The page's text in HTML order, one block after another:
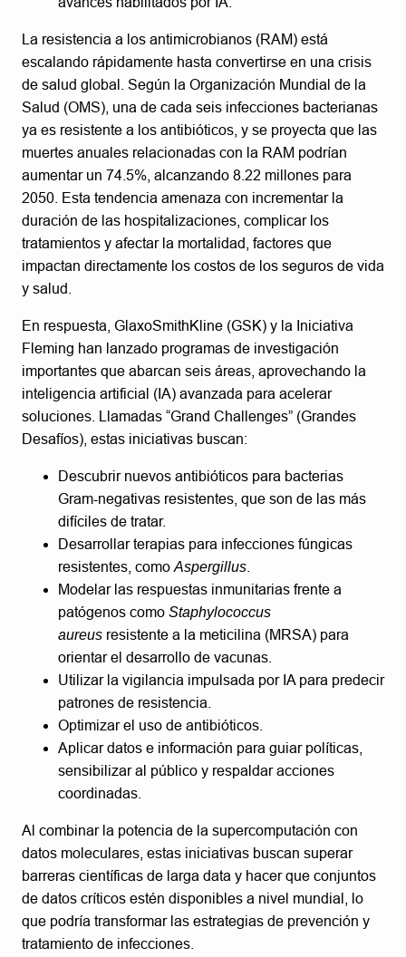
La resistencia a los antimicrobianos (RAM) está
escalando rápidamente hasta convertirse en una crisis
de salud global. Según la Organización Mundial de la
Salud (OMS), una de cada seis infecciones bacterianas
ya es resistente a los antibióticos, y se proyecta que las
muertes anuales relacionadas con la RAM podrían
aumentar un 74.5%, alcanzando 8.22 millones para
2050. Esta tendencia amenaza con incrementar la
duración de las hospitalizaciones, complicar los
tratamientos y afectar la mortalidad, factores que
impactan directamente los costos de los seguros de vida
y salud.
En respuesta, GlaxoSmithKline (GSK) y la Iniciativa
Fleming han lanzado programas de investigación
importantes que abarcan seis áreas, aprovechando la
inteligencia artificial (IA) avanzada para acelerar
soluciones. Llamadas “Grand Challenges” (Grandes
Desafíos), estas iniciativas buscan:
Descubrir nuevos antibióticos para bacterias
Gram-negativas resistentes, que son de las más
difíciles de tratar.
Desarrollar terapias para infecciones fúngicas
resistentes, como Aspergillus
Modelar las respuestas inmunitarias frente a
patógenos como Staphylococcus
aureus resistente a la meticilina (MRSA) para
orientar el desarrollo de vacunas.
Utilizar la vigilancia impulsada por IA para predecir
patrones de resistencia.
Optimizar el uso de antibióticos.
Aplicar datos e información para guiar políticas,
sensibilizar al público y respaldar acciones
coordinadas.
Al combinar la potencia de la supercomputación con
datos moleculares, estas iniciativas buscan superar
barreras científicas de larga data y hacer que conjuntos
de datos críticos estén disponibles a nivel mundial, lo
que podría transformar las estrategias de prevención y
tratamiento de infecciones.